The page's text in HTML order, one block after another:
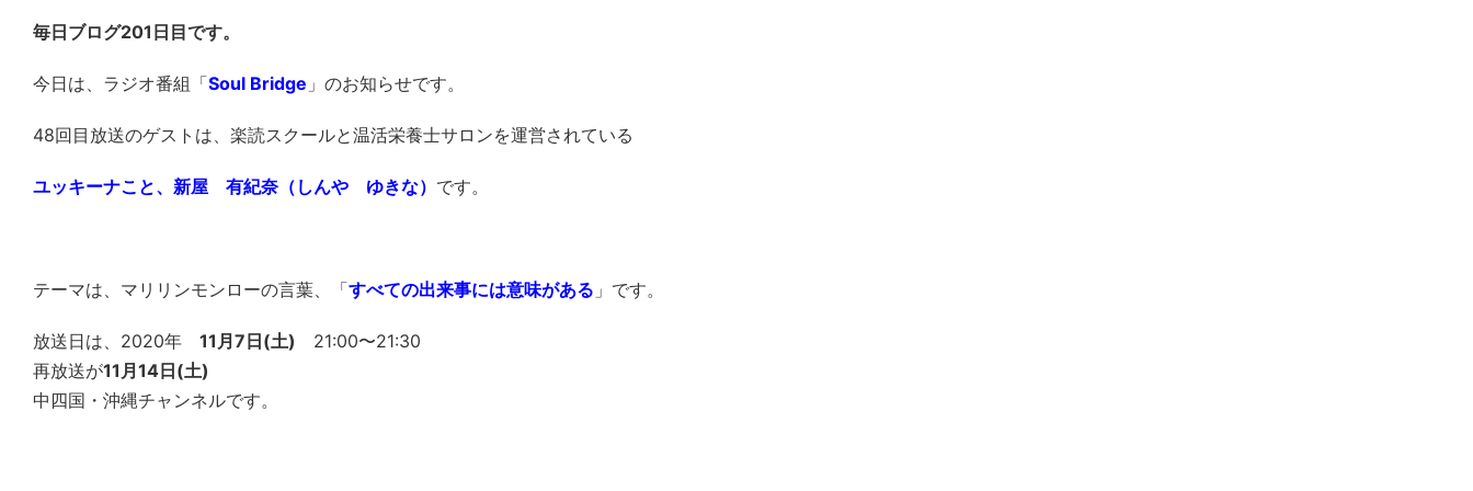
毎日ブログ201日目です。
今日は、ラジオ番組「Soul Bridge 」のお知らせです。
48回目放送のゲストは、楽読スクールと温活栄養士サロンを運営されている
ユッキーナこと、新屋 有紀奈（しんや ゆきな） です。
テーマは、マリリンモンローの言葉、「すべての出来事には意味がある 」です。
放送日は、2020年 11月7日(土) 21:00〜21:30
再放送が11月14日(土)
中四国・沖縄チャンネルです。